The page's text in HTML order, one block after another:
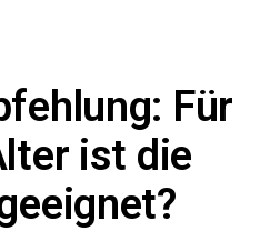
Für
ist die